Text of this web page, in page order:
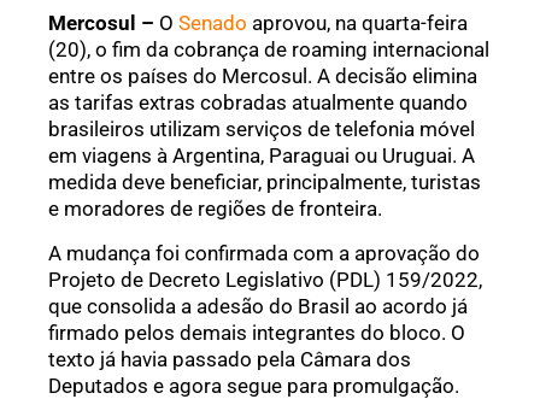
Mercosul – O Senado aprovou, na quarta-feira
(20), o fim da cobrança de roaming internacional
entre os países do Mercosul. A decisão elimina
as tarifas extras cobradas atualmente quando
brasileiros utilizam serviços de telefonia móvel
em viagens à Argentina, Paraguai ou Uruguai. A
medida deve beneficiar, principalmente, turistas
e moradores de regiões de fronteira.
A mudança foi confirmada com a aprovação do
Projeto de Decreto Legislativo (PDL) 159/2022,
que consolida a adesão do Brasil ao acordo já
firmado pelos demais integrantes do bloco. O
texto já havia passado pela Câmara dos
Deputados e agora segue para promulgação.